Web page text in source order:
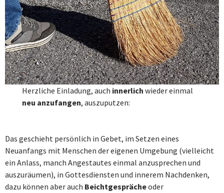
Herzliche Einladung, auch innerlich wieder einmal
neu anzufangen, auszuputzen:
Das geschieht persönlich in Gebet, im Setzen eines
Neuanfangs mit Menschen der eigenen Umgebung (vielleicht
ein Anlass, manch Angestautes einmal anzusprechen und
auszuräumen), in Gottesdiensten und innerem Nachdenken,
dazu können aber auch Beichtgesprächeoder